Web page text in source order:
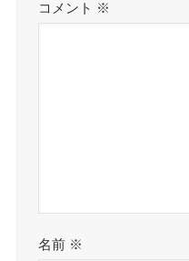
コメント ※
名前 ※